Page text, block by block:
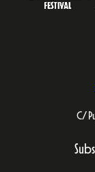
C/